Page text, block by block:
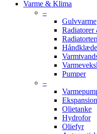
Varme & Klima
–
Gulvvarme
Pumper
–
Olietanke
Hydrofor
Oliefyr